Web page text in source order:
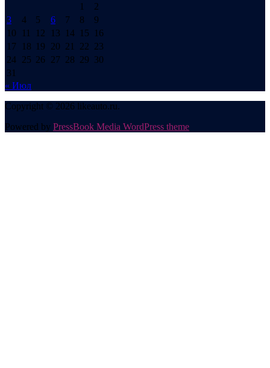
1
2
3
4 5 6 7 8
9
10
11 12 13 14 15
16
17
18 19 20 21 22 23
24 25 26 27 28 29 30
31
« Июл
Copyright © 2026 likeauto.ru.
Powered by PressBook Media WordPress theme